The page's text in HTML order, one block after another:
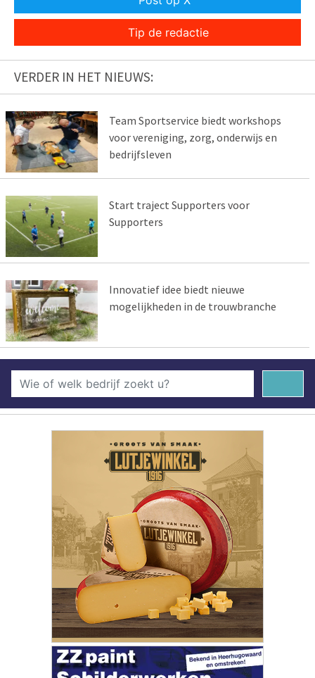
Tip de redactie
VERDER IN HET NIEUWS:
Team Sportservice biedt workshops
voor vereniging, zorg, onderwijs en
bedrijfsleven
Start traject Supporters voor
Supporters
Innovatief idee biedt nieuwe
mogelijkheden in de trouwbranche